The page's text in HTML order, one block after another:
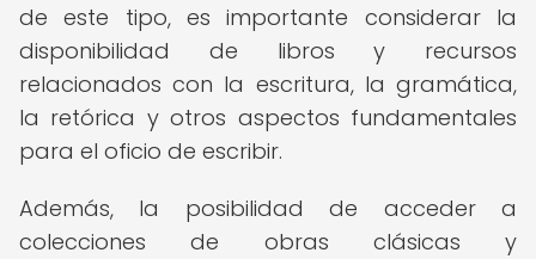
de este tipo, es importante considerar la
disponibilidad de libros y recursos
relacionados con la escritura, la gramática,
la retórica y otros aspectos fundamentales
para el oficio de escribir.
Además, la posibilidad de acceder a
colecciones de obras clásicas y